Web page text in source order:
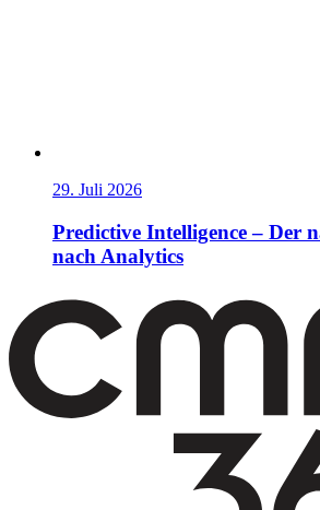
29. Juli 2026
Predictive Intelligence – Der
nach Analytics